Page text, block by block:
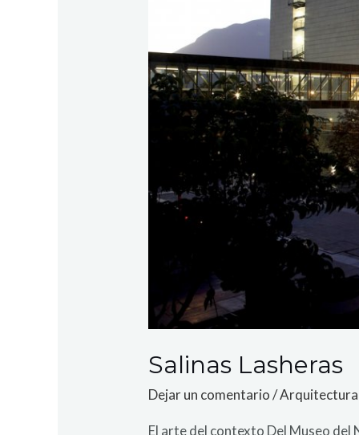
Salinas Lasheras
Dejar un comentario /Arquitectura
El arte del contexto Del Museo del